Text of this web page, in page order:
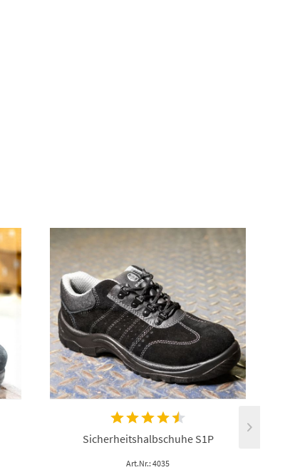
Sicherheitshalbschuhe S1P
Art.Nr.: 4035